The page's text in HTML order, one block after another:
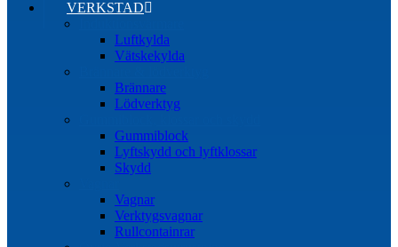
VERKSTAD
Luftkylda
Vätskekylda
Brännare
Lödverktyg
Gummiblock
Lyftskydd och lyftklossar
Skydd
Vagnar
Verktygsvagnar
Rullcontainrar